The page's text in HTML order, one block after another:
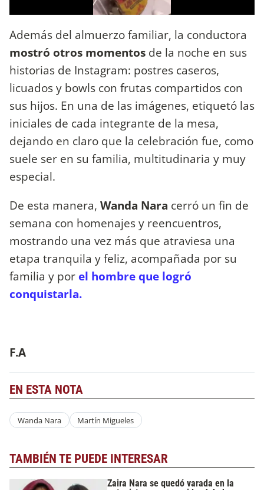
Además del almuerzo familiar, la conductora
mostró otros momentos de la noche en sus
historias de Instagram: postres caseros,
licuados y bowls con frutas compartidos con
sus hijos. En una de las imágenes, etiquetó las
iniciales de cada integrante de la mesa,
dejando en claro que la celebración fue, como
suele ser en su familia, multitudinaria y muy
especial.
De esta manera, Wanda Nara cerró un fin de
semana con homenajes y reencuentros,
mostrando una vez más que atraviesa una
etapa tranquila y feliz, acompañada por su
familia y por el hombre que logró
conquistarla.
F.A
EN ESTA NOTA
Wanda Nara Martín Migueles
TAMBIÉN TE PUEDE INTERESAR
Zaira Nara se quedó varada en la